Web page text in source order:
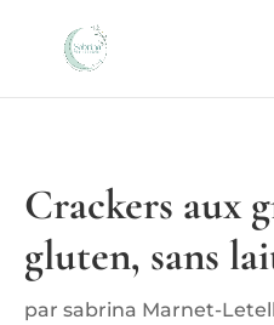
Crackers aux
gluten, sans
par sabrina Marnet-